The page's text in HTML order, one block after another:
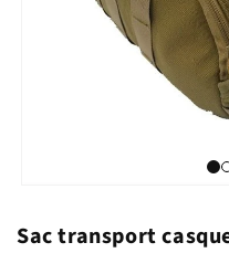
Sac transport